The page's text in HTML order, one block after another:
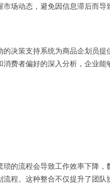
场动态，避免因信息滞后而导
决策支持系统为商品企划员
费者偏好的深入分析，企业能
的流程会导致工作效率下降
程。这种整合不仅提升了团